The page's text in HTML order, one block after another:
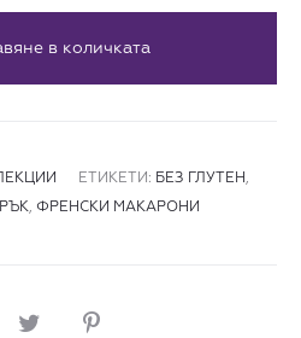
в количката
ЕТИКЕТИ: БЕЗ ГЛУТЕН ,
, ФРЕНСКИ МАКАРОНИ